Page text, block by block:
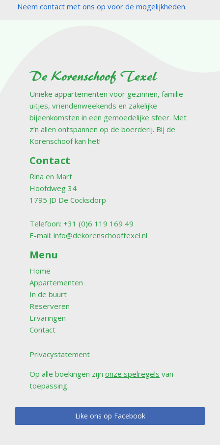
Neem contact met ons op voor de mogelijkheden.
De Korenschoof Texel
Unieke appartementen voor gezinnen, familie-
uitjes, vriendenweekends en zakelijke
bijeenkomsten in een gemoedelijke sfeer. Met
z’n allen ontspannen op de boerderij. Bij de
Korenschoof kan het!
Contact
Rina en Mart
Hoofdweg 34
1795 JD De Cocksdorp
Telefoon: +31 (0)6 119 169 49
E-mail: info@dekorenschooftexel.nl
Menu
Home
Appartementen
In de buurt
Reserveren
Ervaringen
Contact
Privacystatement
Op alle boekingen zijn onze spelregels van
toepassing.
Like ons op Facebook